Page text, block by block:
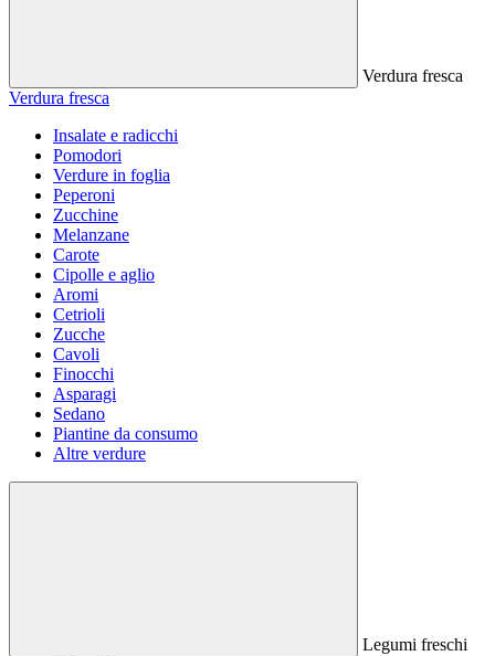
Verdura fresca
Verdura fresca
Insalate e radicchi
Pomodori
Verdure in foglia
Peperoni
Zucchine
Melanzane
Carote
Cipolle e aglio
Aromi
Cetrioli
Zucche
Cavoli
Finocchi
Asparagi
Sedano
Piantine da consumo
Altre verdure
Legumi freschi